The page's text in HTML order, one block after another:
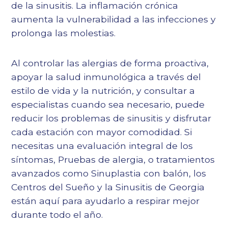
de la sinusitis. La inflamación crónica
aumenta la vulnerabilidad a las infecciones y
prolonga las molestias.
Al controlar las alergias de forma proactiva,
apoyar la salud inmunológica a través del
estilo de vida y la nutrición, y consultar a
especialistas cuando sea necesario, puede
reducir los problemas de sinusitis y disfrutar
cada estación con mayor comodidad. Si
necesitas una evaluación integral de los
síntomas, Pruebas de alergia, o tratamientos
avanzados comoSinuplastia con balón, los
Centros del Sueño y la Sinusitis de Georgia
están aquí para ayudarlo a respirar mejor
durante todo el año.